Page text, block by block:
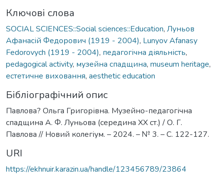
Ключові слова
SOCIAL SCIENCES::Social sciences::Education, Луньов
Афанасій Федорович (1919 - 2004), Lunyov Afanasy
Fedorovych (1919 - 2004), педагогічна діяльність,
pedagogical activity, музейна спадщина, museum heritage,
естетичне виховання, aesthetic education
Бібліографічний опис
Павлова? Ольга Григорівна. Музейно-педагогічна
спадщина А. Ф. Луньова (середина ХХ ст.) / О. Г.
Павлова // Новий колегіум. – 2024. – № 3. – С. 122-127.
URI
https://ekhnuir.karazin.ua/handle/123456789/23864